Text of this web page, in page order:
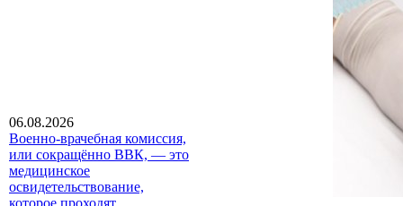
06.08.2026
Военно-врачебная комиссия,
или сокращённо ВВК, — это
медицинское
освидетельствование,
которое проходят